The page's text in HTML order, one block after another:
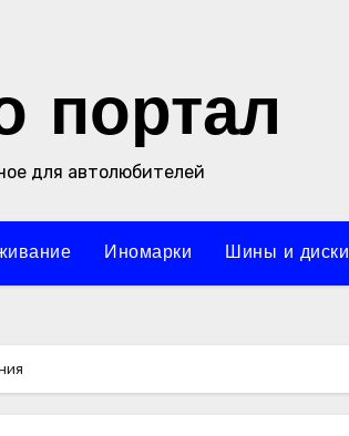
портал
для автолюбителей
Иномарки Шины и диски